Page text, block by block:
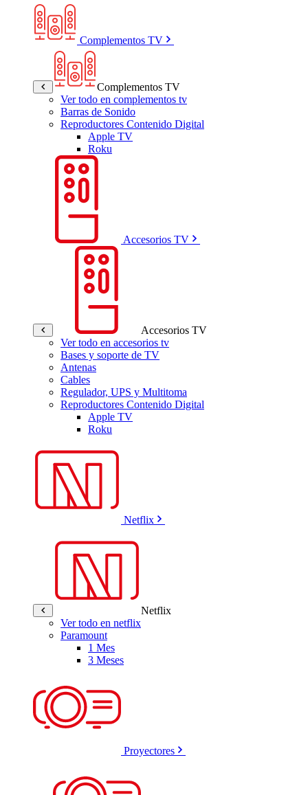
Complementos TV
Complementos TV
Ver todo en complementos tv
Barras de Sonido
Reproductores Contenido Digital
Apple TV
Roku
Accesorios TV
Accesorios TV
Ver todo en accesorios tv
Bases y soporte de TV
Antenas
Cables
Regulador, UPS y Multitoma
Reproductores Contenido Digital
Apple TV
Roku
Netflix
Netflix
Ver todo en netflix
Paramount
1 Mes
3 Meses
Proyectores